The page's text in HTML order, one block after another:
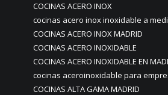
COCINAS ACERO INOX
cocinas acero inox inoxidable a
COCINAS ACERO INOX MADRID
COCINAS ACERO INOXIDABLE
COCINAS ACERO INOXIDABLE EN
cocinas aceroinoxidable para
COCINAS ALTA GAMA MADRID